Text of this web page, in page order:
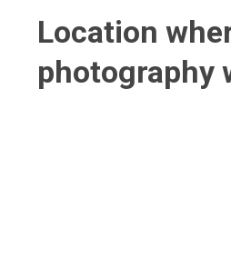
Location
photography